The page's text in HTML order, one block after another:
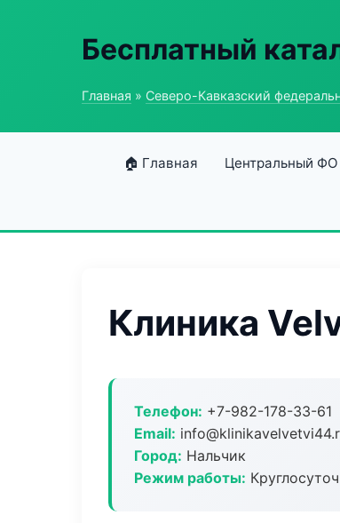
Бесплатный
Главная » Северо-Кавказский
🏠 Главная Центральный ФО
Клиника
Телефон: +7-982-178-33-61
Email:
Город: Нальчик
Режим работы: